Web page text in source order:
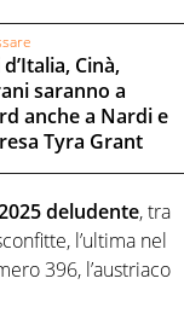
Cinà,
saranno a
anche a Nardi e
Tyra Grant
deludente, tra
l’ultima nel
396, l’austriaco